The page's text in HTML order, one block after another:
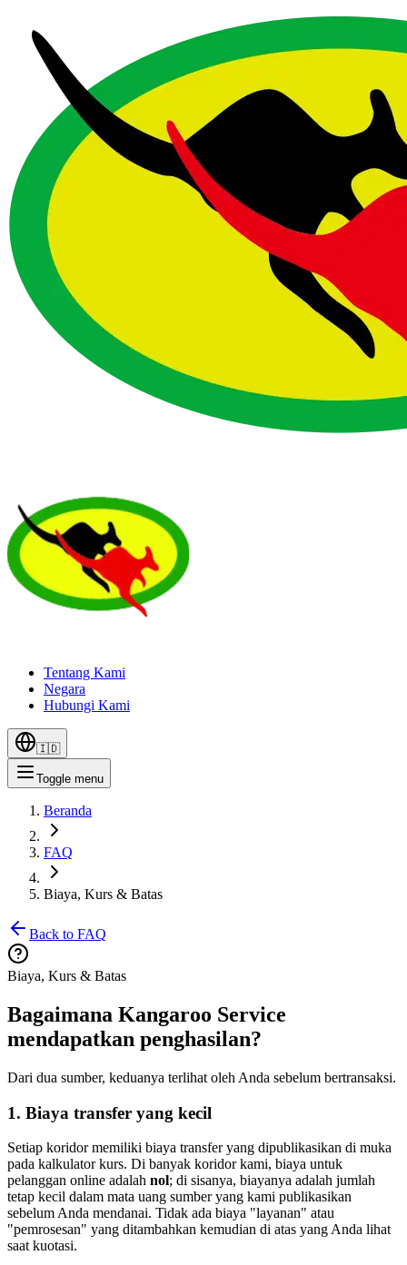
Tentang Kami
Negara
Hubungi Kami
🇮🇩
Toggle menu
Beranda
FAQ
Biaya, Kurs & Batas
Back to FAQ
Biaya, Kurs & Batas
Bagaimana Kangaroo Service
mendapatkan penghasilan?
Dari dua sumber, keduanya terlihat oleh Anda sebelum bertransaksi.
1. Biaya transfer yang kecil
Setiap koridor memiliki biaya transfer yang dipublikasikan di muka
pada kalkulator kurs. Di banyak koridor kami, biaya untuk
pelanggan online adalah nol; di sisanya, biayanya adalah jumlah
tetap kecil dalam mata uang sumber yang kami publikasikan
sebelum Anda mendanai. Tidak ada biaya "layanan" atau
"pemrosesan" yang ditambahkan kemudian di atas yang Anda lihat
saat kuotasi.